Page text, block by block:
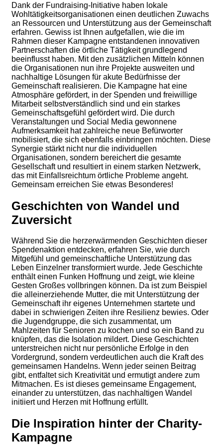
Dank der Fundraising-Initiative haben lokale
Wohltätigkeitsorganisationen einen deutlichen Zuwachs
an Ressourcen und Unterstützung aus der Gemeinschaft
erfahren. Gewiss ist Ihnen aufgefallen, wie die im
Rahmen dieser Kampagne entstandenen innovativen
Partnerschaften die örtliche Tätigkeit grundlegend
beeinflusst haben. Mit den zusätzlichen Mitteln können
die Organisationen nun ihre Projekte ausweiten und
nachhaltige Lösungen für akute Bedürfnisse der
Gemeinschaft realisieren. Die Kampagne hat eine
Atmosphäre gefördert, in der Spenden und freiwillige
Mitarbeit selbstverständlich sind und ein starkes
Gemeinschaftsgefühl gefördert wird. Die durch
Veranstaltungen und Social Media gewonnene
Aufmerksamkeit hat zahlreiche neue Befürworter
mobilisiert, die sich ebenfalls einbringen möchten. Diese
Synergie stärkt nicht nur die individuellen
Organisationen, sondern bereichert die gesamte
Gesellschaft und resultiert in einem starken Netzwerk,
das mit Einfallsreichtum örtliche Probleme angeht.
Gemeinsam erreichen Sie etwas Besonderes!
Geschichten von Wandel und
Zuversicht
Während Sie die herzerwärmenden Geschichten dieser
Spendenaktion entdecken, erfahren Sie, wie durch
Mitgefühl und gemeinschaftliche Unterstützung das
Leben Einzelner transformiert wurde. Jede Geschichte
enthält einen Funken Hoffnung und zeigt, wie kleine
Gesten Großes vollbringen können. Da ist zum Beispiel
die alleinerziehende Mutter, die mit Unterstützung der
Gemeinschaft ihr eigenes Unternehmen startete und
dabei in schwierigen Zeiten ihre Resilienz bewies. Oder
die Jugendgruppe, die sich zusammentat, um
Mahlzeiten für Senioren zu kochen und so ein Band zu
knüpfen, das die Isolation mildert. Diese Geschichten
unterstreichen nicht nur persönliche Erfolge in den
Vordergrund, sondern verdeutlichen auch die Kraft des
gemeinsamen Handelns. Wenn jeder seinen Beitrag
gibt, entfaltet sich Kreativität und ermutigt andere zum
Mitmachen. Es ist dieses gemeinsame Engagement,
einander zu unterstützen, das nachhaltigen Wandel
initiiert und Herzen mit Hoffnung erfüllt.
Die Inspiration hinter der Charity-
Kampagne